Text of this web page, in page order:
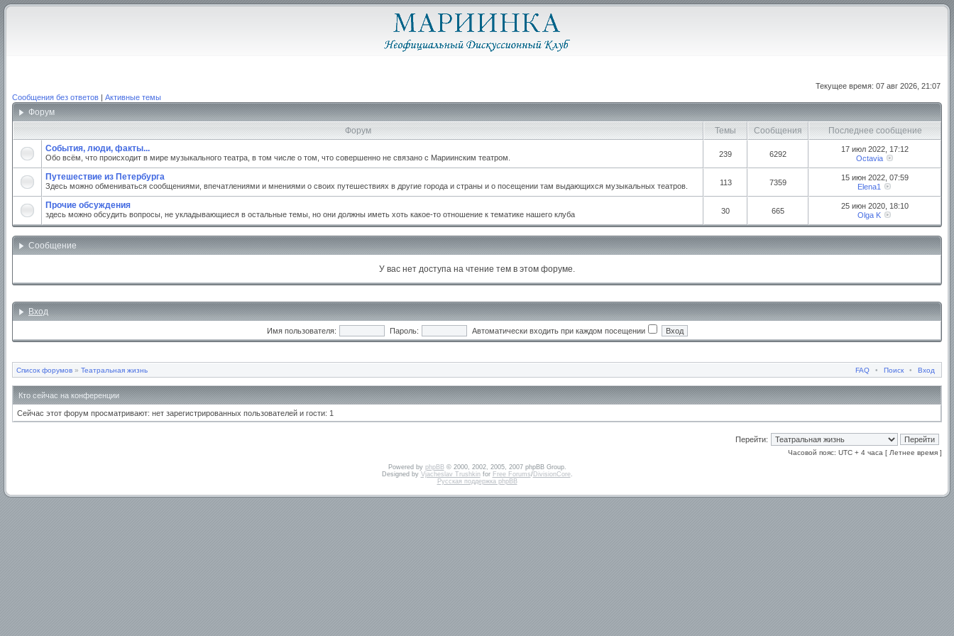
Текущее время: 07 авг 2026, 21:07
Сообщения без ответов | Активные темы
Форум
Форум
Темы Сообщения
Последнее сообщение
События, люди, факты...
Обо всём, что происходит в мире музыкального театра, в том числе о том, что совершенно не связано с Мариинским театром. 239 6292
17 июл 2022, 17:12
Octavia
Путешествие из Петербурга
Здесь можно обмениваться сообщениями, впечатлениями и мнениями о своих путешествиях в другие города и страны и о посещении там выдающихся музыкальных театров. 113 7359
15 июн 2022, 07:59
Elena1
Прочие обсуждения
здесь можно обсудить вопросы, не укладывающиеся в остальные темы, но они должны иметь хоть какое-то отношение к тематике нашего клуба 30 665
25 июн 2020, 18:10
Olga K
Сообщение
У вас нет доступа на чтение тем в этом форуме.
Вход
Имя пользователя: Пароль: Автоматически входить при каждом посещении
Список форумов » Театральная жизнь FAQ • Поиск • Вход
Кто сейчас на конференции
Сейчас этот форум просматривают: нет зарегистрированных пользователей и гости: 1
Перейти:
Часовой пояс: UTC + 4 часа [ Летнее время ]
Powered by phpBB© 2000, 2002, 2005, 2007 phpBB Group.
Designed by Vjacheslav Trushkinfor Free Forums/DivisionCore.
Русская поддержка phpBB